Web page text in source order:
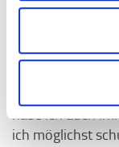
Wie schaffe
Sich zu
keine leichte
habe ich auch
ich möglichst